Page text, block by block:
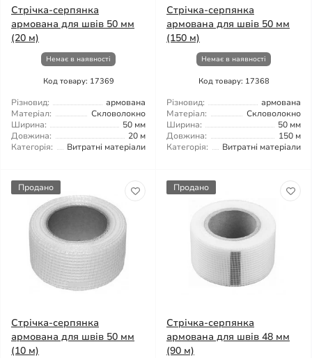
Стрічка-серпянка
армована для швів 50 мм
(20 м)
Немає в наявності
Код товару: 17369
Різновид:
армована
Матеріал:
Скловолокно
Ширина:
50 мм
Довжина:
20 м
Категорія:
Витратні матеріали
Стрічка-серпянка
армована для швів 50 мм
(150 м)
Немає в наявності
Код товару: 17368
Різновид:
армована
Матеріал:
Скловолокно
Ширина:
50 мм
Довжина:
150 м
Категорія:
Витратні матеріали
Продано
Стрічка-серпянка
армована для швів 50 мм
(10 м)
Продано
Стрічка-серпянка
армована для швів 48 мм
(90 м)